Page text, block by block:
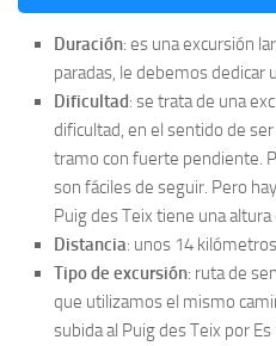
Duración: es una excursión
paradas, le debemos dedicar
Dificultad: se trata de una
dificultad, en el sentido de
tramo con fuerte pendiente.
son fáciles de seguir. Pero
Puig des Teix tiene una
Distancia: unos 14 kilómetros
Tipo de excursión: ruta de
que utilizamos el mismo
subida al Puig des Teix por Es